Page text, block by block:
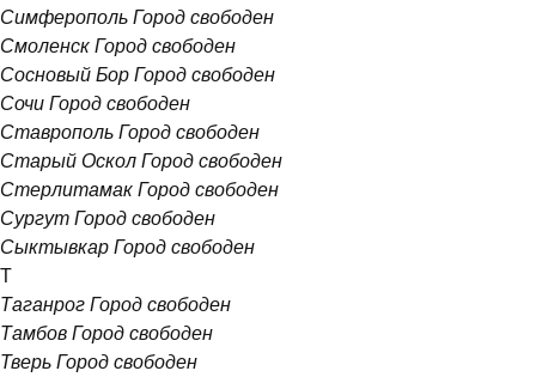
Симферополь Город свободен
Смоленск Город свободен
Сосновый Бор Город свободен
Сочи Город свободен
Ставрополь Город свободен
Старый Оскол Город свободен
Стерлитамак Город свободен
Сургут Город свободен
Сыктывкар Город свободен
Т
Таганрог Город свободен
Тамбов Город свободен
Тверь Город свободен